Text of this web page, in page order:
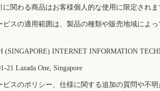
関わる商品はお客様個人的な使用に限定されま
スの適用範囲は、製品の種類や販売地域によ
(SINGAPORE) INTERNET INFORMATION
21 Lazada One, Singapore
スのポリシー、仕様に関する追加の質問や不